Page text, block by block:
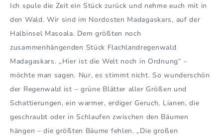
Ich spule die Zeit ein Stück zurück und nehme euch mit in
den Wald. Wir sind im Nordosten Madagaskars, auf der
Halbinsel Masoala. Dem größten noch
zusammenhängenden Stück Flachlandregenwald
Madagaskars. „Hier ist die Welt noch in Ordnung“ –
möchte man sagen. Nur, es stimmt nicht. So wunderschön
der Regenwald ist – grüne Blätter aller Größen und
Schattierungen, ein warmer, erdiger Geruch, Lianen, die
geschraubt oder in Schlaufen zwischen den Bäumen
hängen – die größten Bäume fehlen. „Die großen